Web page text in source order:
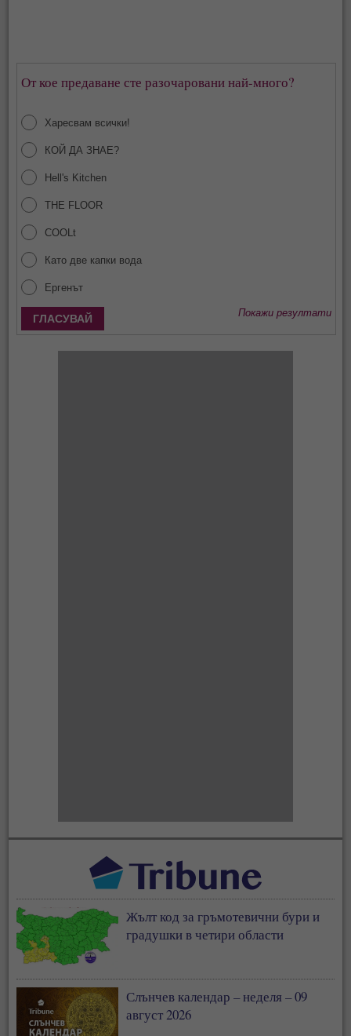
От кое предаване сте разочаровани най-много?
Харесвам всички!
КОЙ ДА ЗНАЕ?
Hell's Kitchen
THE FLOOR
COOLt
Като две капки вода
Ергенът
Покажи резултати
Жълт код за гръмотевични бури и
градушки в четири области
Слънчев календар – неделя – 09
август 2026